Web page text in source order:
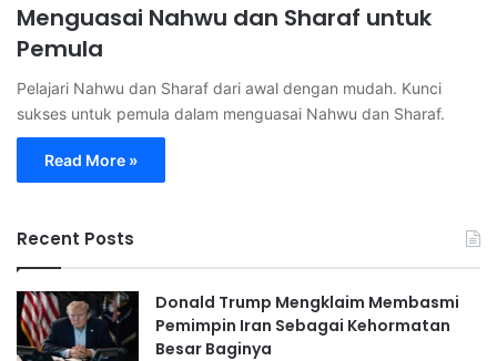
Menguasai Nahwu dan Sharaf untuk
Pemula
Pelajari Nahwu dan Sharaf dari awal dengan mudah. Kunci
sukses untuk pemula dalam menguasai Nahwu dan Sharaf.
Read More »
Recent Posts
Donald Trump Mengklaim Membasmi
Pemimpin Iran Sebagai Kehormatan
Besar Baginya